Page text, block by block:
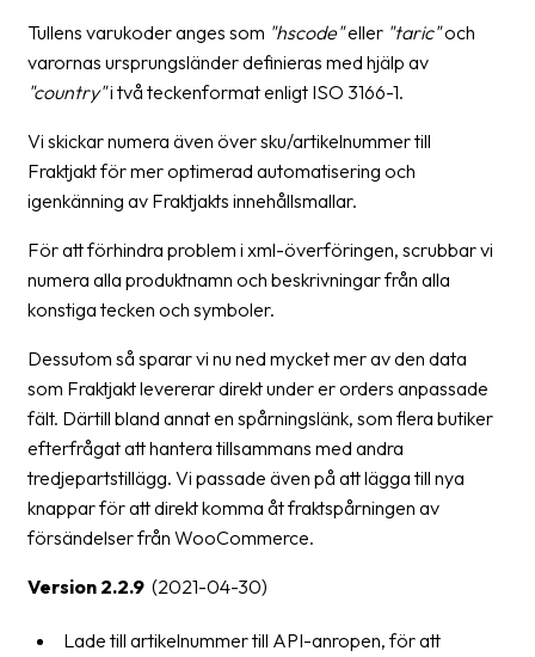
Tullens varukoder anges som "hscode"eller "taric"och
varornas ursprungsländer definieras med hjälp av
"country"i två teckenformat enligt ISO 3166-1.
Vi skickar numera även över sku/artikelnummer till
Fraktjakt för mer optimerad automatisering och
igenkänning av Fraktjakts innehållsmallar.
För att förhindra problem i xml-överföringen, scrubbar vi
numera alla produktnamn och beskrivningar från alla
konstiga tecken och symboler.
Dessutom så sparar vi nu ned mycket mer av den data
som Fraktjakt levererar direkt under er orders anpassade
fält. Därtill bland annat en spårningslänk, som flera butiker
efterfrågat att hantera tillsammans med andra
tredjepartstillägg. Vi passade även på att lägga till nya
knappar för att direkt komma åt fraktspårningen av
försändelser från WooCommerce.
Version 2.2.9 (2021-04-30)
Lade till artikelnummer till API-anropen, för att